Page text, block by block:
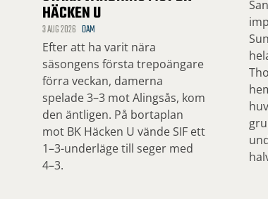
HÄCKEN U
3 AUG 2026 DAM
Efter att ha varit nära
säsongens första trepoängare
förra veckan, damerna
spelade 3–3 mot Alingsås, kom
den äntligen. På bortaplan
mot BK Häcken U vände SIF ett
1–3-underläge till seger med
4–3.